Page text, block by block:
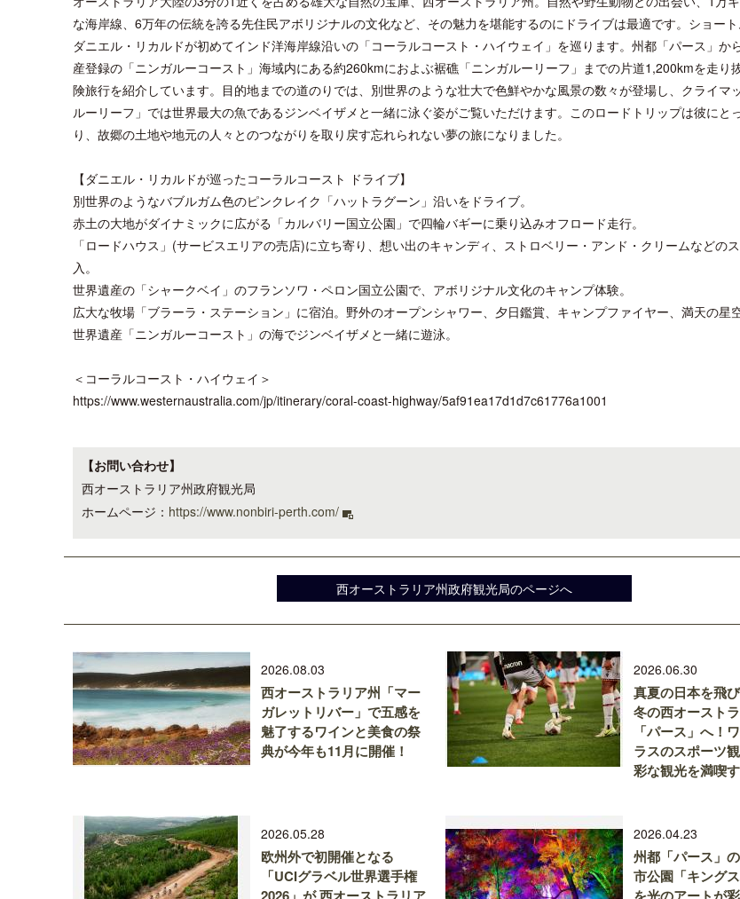
な海岸線、6万年の伝統を誇る先住民アボリジナルの文化など、その魅力を堪能するのにドライブは最適です。ショート
ダニエル・リカルドが初めてインド洋海岸線沿いの「コーラルコースト・ハイウェイ」を巡ります。州都「パース」か
産登録の「ニンガルーコースト」海域内にある約260kmにおよぶ裾礁「ニンガルーリーフ」までの片道1,200kmを走り
険旅行を紹介しています。目的地までの道のりでは、別世界のような壮大で色鮮やかな風景の数々が登場し、クライマ
ルーリーフ」では世界最大の魚であるジンベイザメと一緒に泳ぐ姿がご覧いただけます。このロードトリップは彼にと
り、故郷の土地や地元の人々とのつながりを取り戻す忘れられない夢の旅になりました。
【ダニエル・リカルドが巡ったコーラルコースト ドライブ】
別世界のようなバブルガム色のピンクレイク「ハットラグーン」沿いをドライブ。
赤土の大地がダイナミックに広がる「カルバリー国立公園」で四輪バギーに乗り込みオフロード走行。
「ロードハウス」(サービスエリアの売店)に立ち寄り、想い出のキャンディ、ストロベリー・アンド・クリームなどの
入。
世界遺産の「シャークベイ」のフランソワ・ペロン国立公園で、アボリジナル文化のキャンプ体験。
広大な牧場「ブラーラ・ステーション」に宿泊。野外のオープンシャワー、夕日鑑賞、キャンプファイヤー、満天の星
世界遺産「ニンガルーコースト」の海でジンベイザメと一緒に遊泳。
＜コーラルコースト・ハイウェイ＞
https://www.westernaustralia.com/jp/itinerary/coral-coast-highway/5af91ea17d1d7c61776a1001
【お問い合わせ】
西オーストラリア州政府観光局
ホームページ： https://www.nonbiri-perth.com/
西オーストラリア州政府観光局のページへ
2026.08.03
西オーストラリア州「マー
ガレットリバー」で五感を
魅了するワインと美食の祭
典が今年も11月に開催！
2026.06.30
真夏の日本を飛び
冬の西オースト
「パース」へ！
ラスのスポーツ
彩な観光を満喫
2026.05.28
欧州外で初開催となる
「UCIグラベル世界選手権
2026.04.23
州都「パース」
市公園「キングス
ロサンゼルス観光局、ウォルト・ディ
ズニーゆかりのスポット10選を紹介
アット ハイアッ